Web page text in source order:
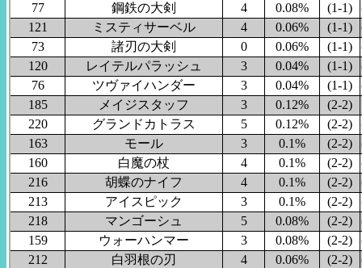
77
鋼鉄の大剣 4 0.08% (1-1)
121
ミスティサーベル 4 0.06% (1-1)
73
諸刃の大剣 0 0.06% (1-1)
120
レイテルパラッシュ 3 0.04% (1-1)
76
ツヴァイハンダー 3 0.04% (1-1)
185
メイジスタッフ 3 0.12%
(2-2)
220
グランドカトラス 5 0.12% (2-2)
163
モール 3 0.1% (2-2)
160
白魔の杖 4 0.1% (2-2)
216
胡蝶のナイフ 4 0.1% (2-2)
213
アイスピック 3 0.1% (2-2)
218
マンゴーシュ 5 0.08% (2-2)
159
ウォーハンマー 3 0.08% (2-2)
212
白羽根の刃 4 0.06% (2-2)